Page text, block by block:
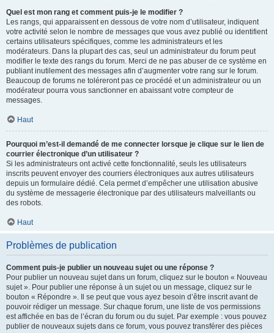
Quel est mon rang et comment puis-je le modifier ?
Les rangs, qui apparaissent en dessous de votre nom d’utilisateur, indiquent
votre activité selon le nombre de messages que vous avez publié ou identifient
certains utilisateurs spécifiques, comme les administrateurs et les
modérateurs. Dans la plupart des cas, seul un administrateur du forum peut
modifier le texte des rangs du forum. Merci de ne pas abuser de ce système en
publiant inutilement des messages afin d’augmenter votre rang sur le forum.
Beaucoup de forums ne toléreront pas ce procédé et un administrateur ou un
modérateur pourra vous sanctionner en abaissant votre compteur de
messages.
Haut
Pourquoi m’est-il demandé de me connecter lorsque je clique sur le lien de
courrier électronique d’un utilisateur ?
Si les administrateurs ont activé cette fonctionnalité, seuls les utilisateurs
inscrits peuvent envoyer des courriers électroniques aux autres utilisateurs
depuis un formulaire dédié. Cela permet d’empêcher une utilisation abusive
du système de messagerie électronique par des utilisateurs malveillants ou
des robots.
Haut
Problèmes de publication
Comment puis-je publier un nouveau sujet ou une réponse ?
Pour publier un nouveau sujet dans un forum, cliquez sur le bouton « Nouveau
sujet ». Pour publier une réponse à un sujet ou un message, cliquez sur le
bouton « Répondre ». Il se peut que vous ayez besoin d’être inscrit avant de
pouvoir rédiger un message. Sur chaque forum, une liste de vos permissions
est affichée en bas de l’écran du forum ou du sujet. Par exemple : vous pouvez
publier de nouveaux sujets dans ce forum, vous pouvez transférer des pièces